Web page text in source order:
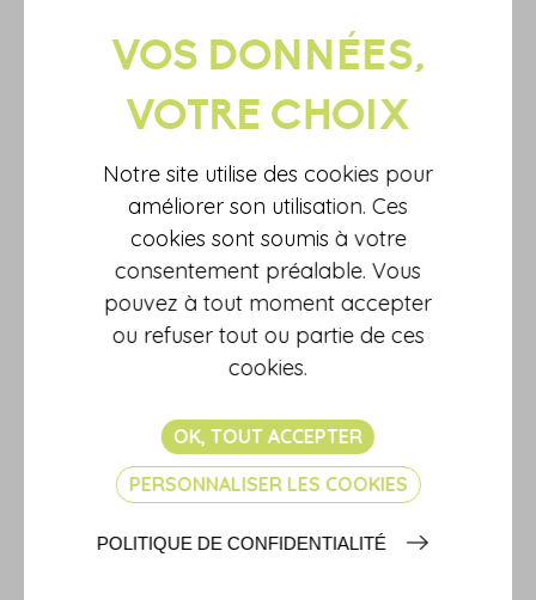
En savoir plus...
TARIF DES COTISATIONS
Notre site utilise des cookies pour
améliorer son utilisation. Ces
cookies sont soumis à votre
consentement préalable. Vous
pouvez à tout moment accepter
ou refuser tout ou partie de ces
cookies.
OK, TOUT ACCEPTER
PERSONNALISER LES COOKIES
POLITIQUE DE CONFIDENTIALITÉ